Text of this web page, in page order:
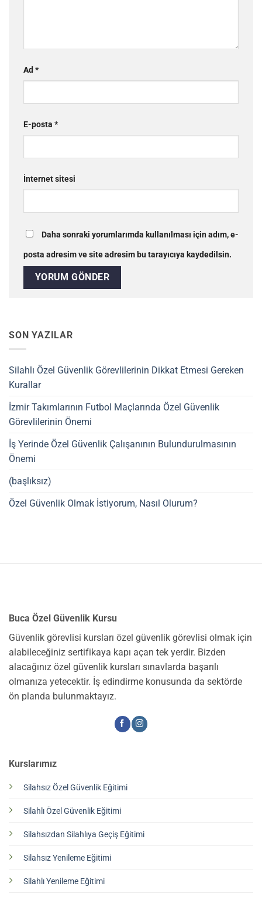
Ad *
E-posta *
İnternet sitesi
Daha sonraki yorumlarımda kullanılması için adım, e-
posta adresim ve site adresim bu tarayıcıya kaydedilsin.
SON YAZILAR
Silahlı Özel Güvenlik Görevlilerinin Dikkat Etmesi Gereken
Kurallar
İzmir Takımlarının Futbol Maçlarında Özel Güvenlik
Görevlilerinin Önemi
İş Yerinde Özel Güvenlik Çalışanının Bulundurulmasının
Önemi
(başlıksız)
Özel Güvenlik Olmak İstiyorum, Nasıl Olurum?
Buca Özel Güvenlik Kursu
Güvenlik görevlisi kursları özel güvenlik görevlisi olmak için
alabileceğiniz sertifikaya kapı açan tek yerdir. Bizden
alacağınız özel güvenlik kursları sınavlarda başarılı
olmanıza yetecektir. İş edindirme konusunda da sektörde
ön planda bulunmaktayız.
Kurslarımız
Silahsız Özel Güvenlik Eğitimi
Silahlı Özel Güvenlik Eğitimi
Silahsızdan Silahlıya Geçiş Eğitimi
Silahsız Yenileme Eğitimi
Silahlı Yenileme Eğitimi